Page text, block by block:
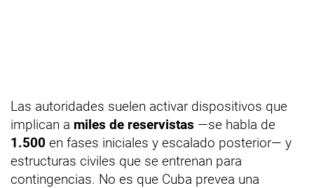
Las autoridades suelen activar dispositivos que
implican a miles de reservistas —se habla de
1.500 en fases iniciales y escalado posterior— y
estructuras civiles que se entrenan para
contingencias. No es que Cuba prevea una